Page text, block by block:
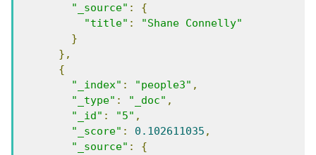
"_source" :
{
"title" :
"Shane Connelly"
}
},
{
"_index" : "people3" ,
"_type" : "_doc" ,
"_id" : "5" ,
"_score" : 0.102611035 ,
"_source" :
{